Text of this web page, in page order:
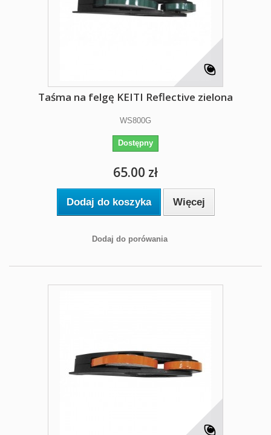
Taśma na felgę KEITI Reflective zielona
WS800G
Dostępny
65.00 zł
Dodaj do koszyka Więcej
Dodaj do porówania